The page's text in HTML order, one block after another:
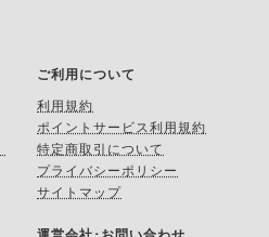
ご利用について
利用規約
ポイントサービス利用規約
特定商取引について
プライバシーポリシー
サイトマップ